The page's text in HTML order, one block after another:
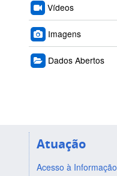
Vídeos
Imagens
Dados Abertos
Atuação
Acesso à Informação